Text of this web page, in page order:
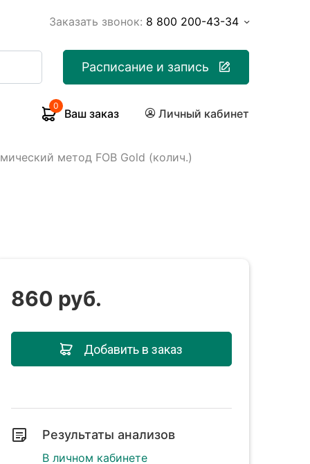
Заказать звонок: 8 800 200-43-34
Расписание и запись
0
Ваш заказ Личный кабинет
метод FOB Gold (колич.)
860 руб.
Добавить в заказ
Результаты анализов
В личном кабинете